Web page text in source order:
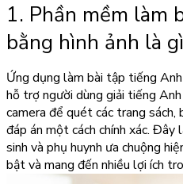
1. Phần mềm làm
bằng hình ảnh là
Ứng dụng làm bài tập tiếng Anh
hỗ trợ người dùng giải tiếng
camera để quét các trang
đáp án một cách chính xác. Đây
sinh và phụ huynh ưa chuộng
bật và mang đến nhiều lợi ích